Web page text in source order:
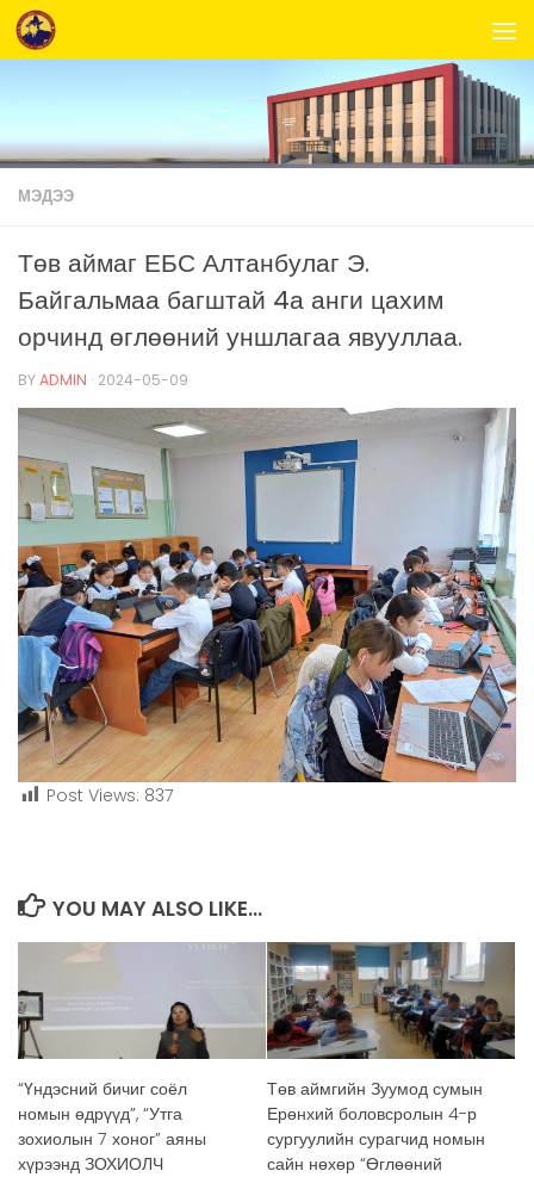
Skip to content
МЭДЭЭ
Төв аймаг ЕБС Алтанбулаг Э.
Байгальмаа багштай 4а анги цахим
орчинд өглөөний уншлагаа явууллаа.
BYADMIN · 2024-05-09
Post Views: 837
YOU MAY ALSO LIKE...
“Үндэсний бичиг соёл
номын өдрүүд”, “Утга
зохиолын 7 хоног” аяны
хүрээнд ЗОХИОЛЧ
Төв аймгийн Зуумод сумын
Ерөнхий боловсролын 4-р
сургуулийн сурагчид номын
сайн нөхөр “Өглөөний